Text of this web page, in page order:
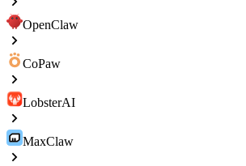
OpenClaw
CoPaw
LobsterAI
MaxClaw